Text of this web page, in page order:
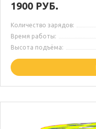
1900 РУБ.
Количество зарядов:
Время работы:
Высота подъёма: